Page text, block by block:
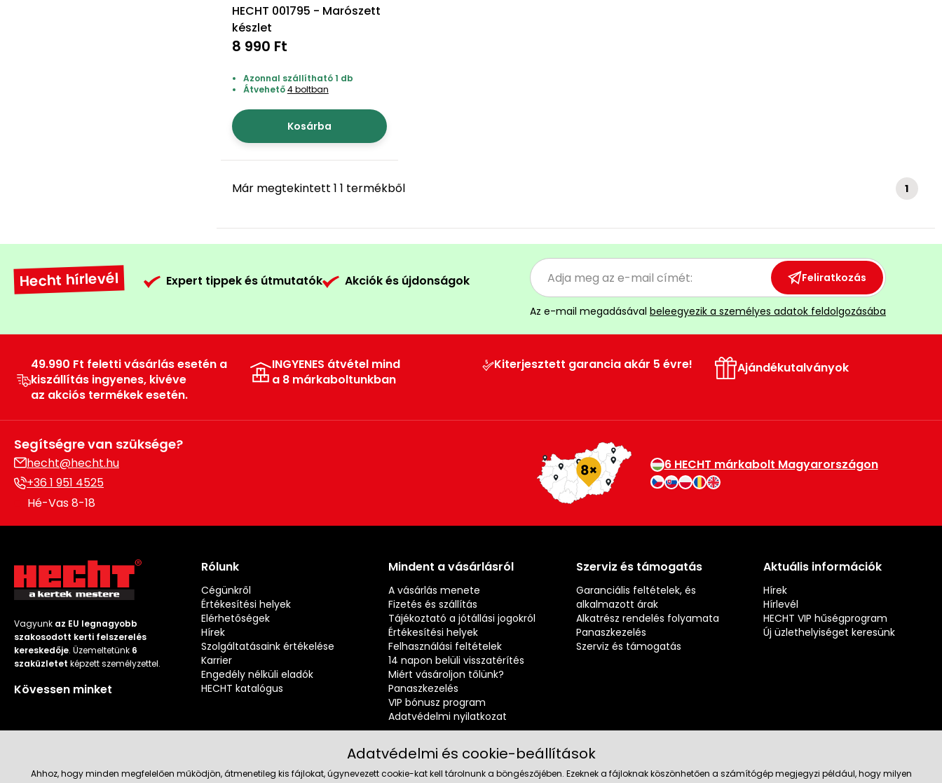
HECHT 001795 - Marószett
készlet
8 990 Ft
Azonnal szállítható 1 db
Átvehető4 boltban
Kosárba
Már megtekintett 1 1 termékből 1
Hecht hírlevél Expert tippek és útmutatók Akciók és újdonságok Feliratkozás
Az e-mail megadásával beleegyezik a személyes adatok feldolgozásába
49.990 Ft feletti vásárlás esetén a
kiszállítás ingyenes, kivéve
az akciós termékek esetén.
INGYENES átvétel mind
a 8 márkaboltunkban
Kiterjesztett garancia akár 5 évre! Ajándékutalványok
Segítségre van szüksége?
hecht@hecht.hu
+36 1 951 4525
Hé-Vas 8-18
6 HECHT márkabolt Magyarországon
Vagyunk az EU legnagyobb
szakosodott kerti felszerelés
kereskedője. Üzemeltetünk 6
szaküzletet képzett személyzettel.
Kövessen minket
Rólunk
Cégünkről
Értékesítési helyek
Elérhetőségek
Hírek
Szolgáltatásaink értékelése
Karrier
Engedély nélküli eladók
HECHT katalógus
Mindent a vásárlásról
A vásárlás menete
Fizetés és szállítás
Tájékoztató a jótállási jogokról
Értékesítési helyek
Felhasználási feltételek
14 napon belüli visszatérítés
Miért vásároljon tőlünk?
Panaszkezelés
VIP bónusz program
Adatvédelmi nyilatkozat
Szerviz és támogatás
Garanciális feltételek, és
alkalmazott árak
Alkatrész rendelés folyamata
Panaszkezelés
Szerviz és támogatás
Aktuális információk
Hírek
Hírlevél
HECHT VIP hűségprogram
Új üzlethelyiséget keresünk
Adatvédelmi és cookie-beállítások
Ahhoz, hogy minden megfelelően működjön, átmenetileg kis fájlokat, úgynevezett cookie-kat kell tárolnunk a böngészőjében. Ezeknek a fájloknak köszönhetően a számítógép megjegyzi például, hogy milyen